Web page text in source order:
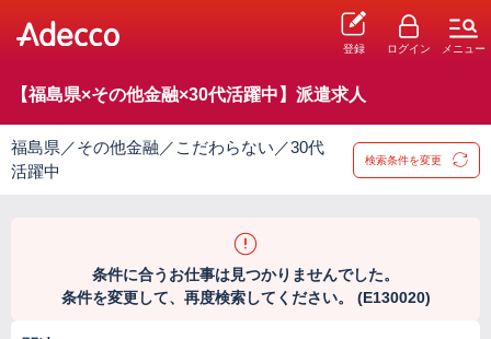
登録 ログイン メニュー
【福島県×その他金融×30代活躍中】派遣求人
福島県／その他金融／こだわらない／30代
活躍中
検索条件を変更
条件に合うお仕事は見つかりませんでした。
条件を変更して、再度検索してください。 (E130020)